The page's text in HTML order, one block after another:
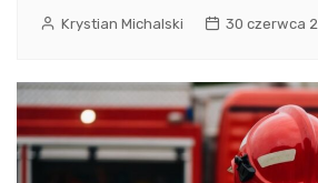
Krystian Michalski 30 czerwca